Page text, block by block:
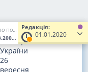
Редакція:
01.01.2020
Про затвердження Інструкції про порядок регулювання діяльності банків в Україні
№ 368 (Увага! Попередня
в
Міністерстві
юстиції
України
26
вересня